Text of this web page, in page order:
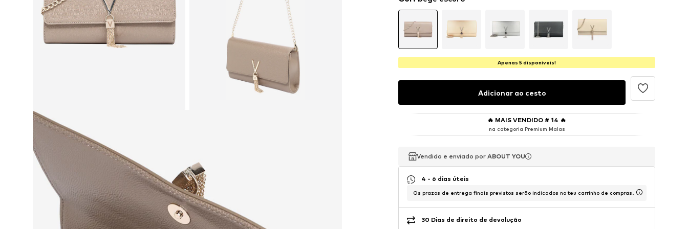
Apenas 5 disponíveis!
Adicionar ao cesto
🔥 MAIS VENDIDO # 14 🔥
na categoria Premium Malas
Vendido e enviado por ABOUT YOU
Vendido e enviado por ABOUT YOU
Vendido e enviado por ABOUT YOU
4 - 6 dias úteis
Os prazos de entrega finais previstos serão indicados no teu carrinho de compras.
30 Dias de direito de devolução